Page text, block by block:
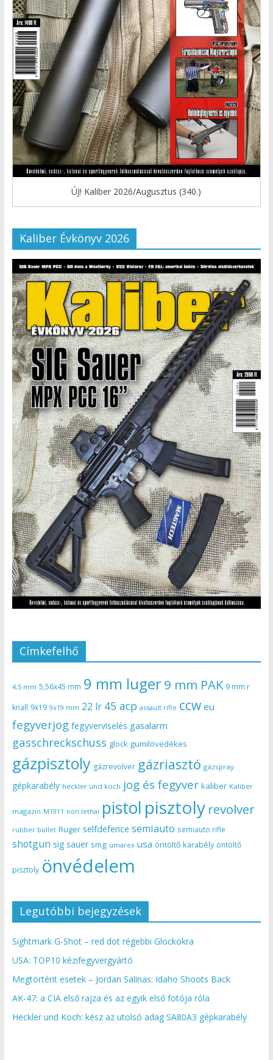
ÚJ! Kaliber 2026/Augusztus (340.)
Kaliber Évkönyv 2026
Címkefelhő
4,5 mm 5,56x45 mm 9 mm luger9 mm PAK 9 mm r
knall 9x19 9x19 mm 22 lr 45 acp assault rifle ccw eu
fegyverjog fegyverviselés gasalarm
gasschreckschuss glock gumilövedékes
gázpisztoly gázrevolver gázriasztó gázspray
gépkarabély heckler und koch jog és fegyver kaliber Kaliber
magazin M1911 non lethal pistol pisztoly revolver
rubber bullet Ruger selfdefence semiauto semiauto rifle
shotgun sig sauer smg umarex usa öntöltő karabély öntöltő
pisztoly önvédelem
Legutóbbi bejegyzések
Sightmark G-Shot – red dot régebbi Glockokra
USA: TOP10 kézifegyvergyártó
Megtörtént esetek – Jordan Salinas: Idaho Shoots Back
AK-47: a CIA első rajza és az egyik első fotója róla
Heckler und Koch: kész az utolsó adag SA80A3 gépkarabély